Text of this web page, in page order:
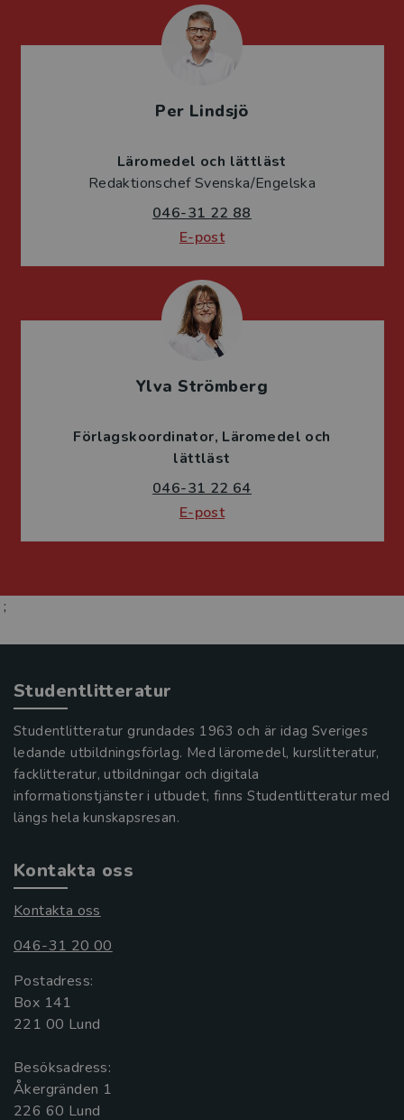
Per Lindsjö
Läromedel och lättläst
Redaktionschef Svenska/Engelska
046-31 22 88
E-post
Ylva Strömberg
Förlagskoordinator Läromedel och
lättläst
046-31 22 64
E-post
;
Studentlitteratur
Studentlitteratur grundades 1963 och är idag Sveriges
ledande utbildningsförlag. Med läromedel, kurslitteratur,
facklitteratur, utbildningar och digitala
informationstjänster i utbudet, finns Studentlitteratur med
längs hela kunskapsresan.
Kontakta oss
Kontakta oss
046-31 20 00
Postadress:
Box 141
221 00 Lund
Besöksadress:
Åkergränden 1